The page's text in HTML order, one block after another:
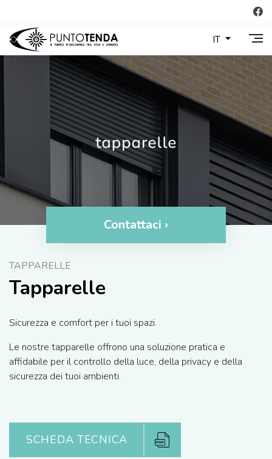
IT
Contattaci ›
TAPPARELLE
Tapparelle
Sicurezza e comfort per i tuoi spazi.
Le nostre tapparelle offrono una soluzione pratica e
affidabile per il controllo della luce, della privacy e della
sicurezza dei tuoi ambienti.
SCHEDA TECNICA